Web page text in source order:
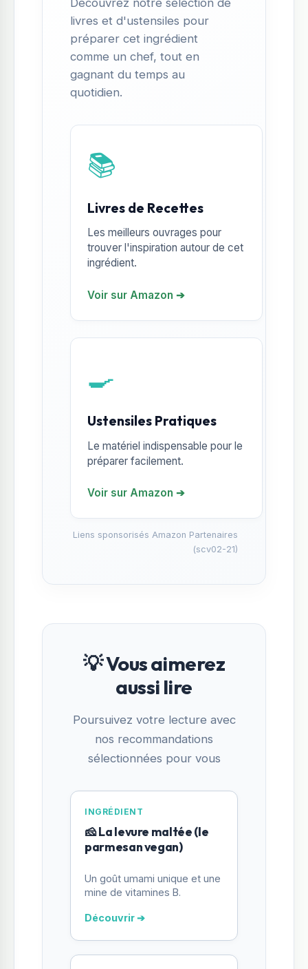
livres et d'ustensiles pour
préparer cet ingrédient
comme un chef, tout en
gagnant du temps au
quotidien.
📚
Livres de Recettes
Les meilleurs ouvrages pour
trouver l'inspiration autour de cet
ingrédient.
Voir sur Amazon ➔
🍳
Ustensiles Pratiques
Le matériel indispensable pour le
préparer facilement.
Voir sur Amazon ➔
Liens sponsorisés Amazon Partenaires
(scv02-21)
💡 Vous aimerez
aussi lire
Poursuivez votre lecture avec
nos recommandations
sélectionnées pour vous
INGRÉDIENT
🧀 La levure maltée (le
parmesan vegan)
Un goût umami unique et une
mine de vitamines B.
Découvrir ➔